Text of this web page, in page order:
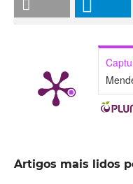
Artigos mais lidos